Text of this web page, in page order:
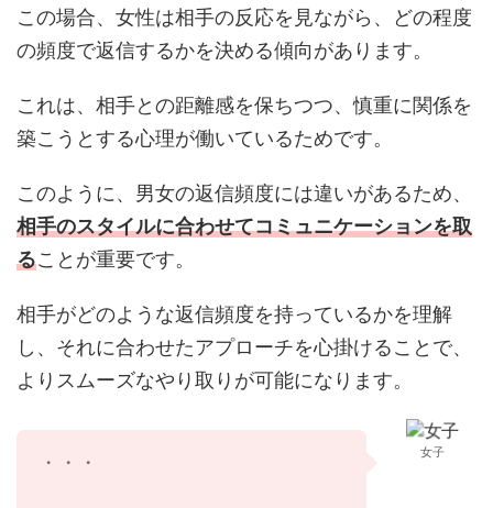
この場合、女性は相手の反応を見ながら、どの程度
の頻度で返信するかを決める傾向があります。
これは、相手との距離感を保ちつつ、慎重に関係を
築こうとする心理が働いているためです。
このように、男女の返信頻度には違いがあるため、
相手のスタイルに合わせてコミュニケーションを取
る ことが重要です。
相手がどのような返信頻度を持っているかを理解
し、それに合わせたアプローチを心掛けることで、
よりスムーズなやり取りが可能になります。
・・・ 女子